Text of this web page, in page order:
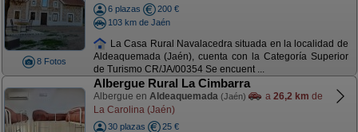
8 Fotos
6 plazas
200 €
103 km de Jaén
La Casa Rural Navalacedra situada en la localidad de
Aldeaquemada (Jaén), cuenta con la Categoría Superior
de Turismo CR/JA/00354 Se encuent ...
Albergue Rural La Cimbarra
Albergue en Aldeaquemada (Jaén) a 26,2 km de
La Carolina (Jaén)
30 plazas
25 €